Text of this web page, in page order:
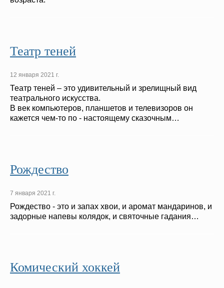
Театр теней
12 января 2021 г.
Театр теней – это удивительный и зрелищный вид
театрального искусства.
В век компьютеров, планшетов и телевизоров он
кажется чем-то по - настоящему сказочным…
Рождество
7 января 2021 г.
Рождество - это и запах хвои, и аромат мандаринов, и
задорные напевы колядок, и святочные гадания…
Комический хоккей